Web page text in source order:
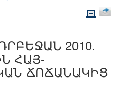
2010.
ՀԱՅ-
ՃՈՃԱՆԱԿԻՑ